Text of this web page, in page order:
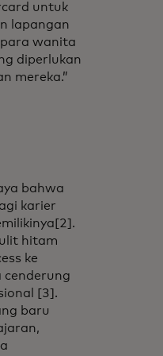
untuk
lapangan
wanita
diperlukan
mereka.”
bahwa
karier
hitam
ke
cenderung
[3].
baru